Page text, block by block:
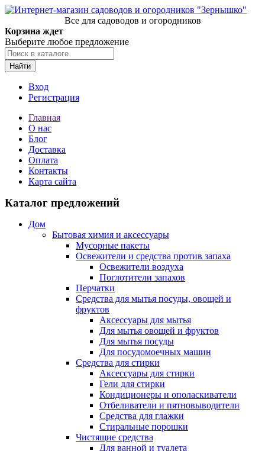
Все для садоводов и огородников
Корзина ждет
Выберите любое предложение
Найти
Вход
Регистрация
Главная
О нас
Блог
Доставка
Оплата
Контакты
Карта сайта
Каталог предложений
Дом
Бытовая химия и аксессуары
Мусорные пакеты
Освежители и средства против запаха
Освежители воздуха
Поглотители запахов
Перчатки
Средства для мытья посуды, овощей и
фруктов
Аксессуары для мытья
Для мытья овощей и фруктов
Для мытья посуды
Для посудомоечных машин
Средства для стирки
Аксессуары для стирки
Гели для стирки
Кондиционеры и ополаскиватели
Отбеливатели и пятновыводители
Средства для глажки
Стиральные порошки
Чистящие средства
Для ванной и туалета